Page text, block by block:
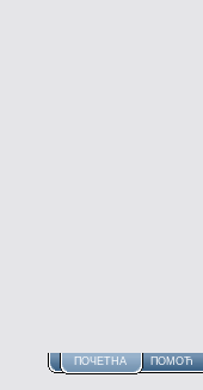
ПОЧЕТНА ПОМОЋ